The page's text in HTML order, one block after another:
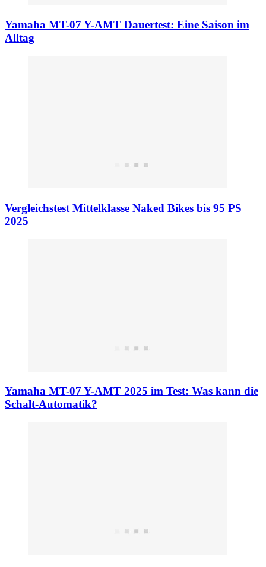
Yamaha MT-07 Y-AMT Dauertest: Eine Saison im
Alltag
Vergleichstest Mittelklasse Naked Bikes bis 95 PS
2025
Yamaha MT-07 Y-AMT 2025 im Test: Was kann die
Schalt-Automatik?